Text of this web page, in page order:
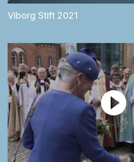
Viborg Stift 2021